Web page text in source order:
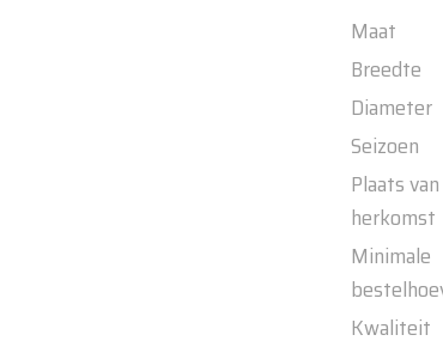
Maat
Breedte
Diameter
Seizoen
Plaats van
herkomst
Minimale
Kwaliteit